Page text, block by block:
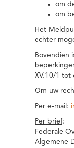
om
om
Het
echter
Bovendien
XV.10/1 tot
Om uw
Per e-mail :
Per brief:
Federale
Algemene